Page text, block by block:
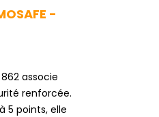
-
associe
renforcée.
5 points, elle